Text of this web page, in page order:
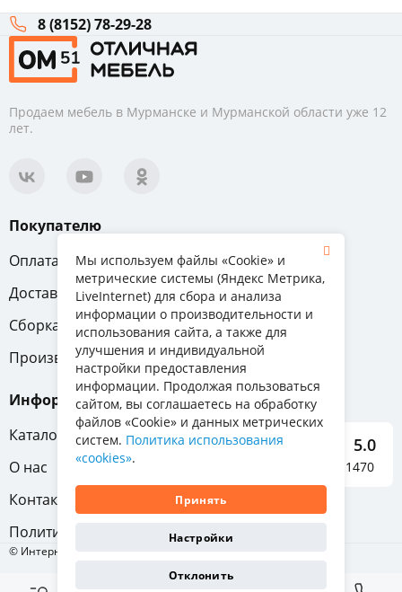
8 (8152) 78-29-28
Продаем мебель в Мурманске и Мурманской области уже 12
лет.
Покупателю
Оплата
Вопрос-ответ
Доставка
Обмен и возврат
Сборка
Гарантия
Производители
Информация
Каталог мебели
О нас
Контакты
Политика конфиденциальности
5.0
Отзывы о нас 1470
© Интернет-магазин «Отличная мебель», 2011-2026
Мы используем файлы «Cookie» и
метрические системы (Яндекс Метрика,
LiveInternet) для сбора и анализа
информации о производительности и
использования сайта, а также для
улучшения и индивидуальной
настройки предоставления
информации. Продолжая пользоваться
сайтом, вы соглашаетесь на обработку
файлов «Cookie» и данных метрических
систем. Политика использования
«cookies».
Принять
Настройки
Отклонить